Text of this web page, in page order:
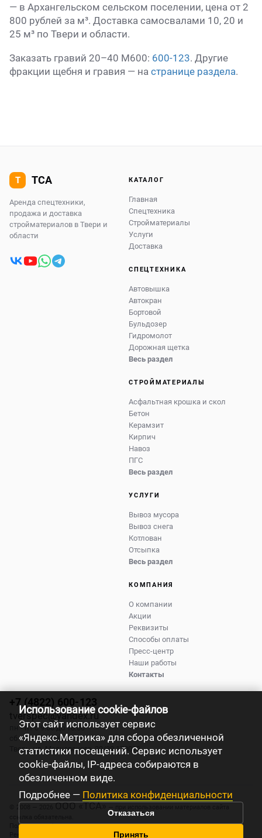
— в Архангельском сельском поселении, цена от 2
800 рублей за м³. Доставка самосвалами 10, 20 и
25 м³ по Твери и области.
Заказать гравий 20–40 М600: 600-123. Другие
фракции щебня и гравия — на странице раздела.
Аренда спецтехники,
продажа и доставка
стройматериалов в Твери и
области
КАТАЛОГ
Главная
Спецтехника
Стройматериалы
Услуги
Доставка
СПЕЦТЕХНИКА
Автовышка
Автокран
Бортовой
Бульдозер
Гидромолот
Дорожная щетка
Весь раздел
СТРОЙМАТЕРИАЛЫ
Асфальтная крошка и скол
Бетон
Керамзит
Кирпич
Навоз
ПГС
Весь раздел
УСЛУГИ
Вывоз мусора
Вывоз снега
Котлован
Отсыпка
Весь раздел
КОМПАНИЯ
О компании
Акции
Реквизиты
Способы оплаты
Пресс-центр
Наши работы
Контакты
+7 (4822) 600-123
tverspec@yandex.ru
пн - пт с 9:00 до 18:00
сб - вс с 9:00 до 17:00
Тверь,ул. Маяковского, 39/89 170019
ООО «ТСА»
Политика конфиденциальности
Использование cookie-файлов
Этот сайт использует сервис
«Яндекс.Метрика» для сбора обезличенной
статистики посещений. Сервис использует
cookie-файлы, IP-адреса собираются в
обезличенном виде.
Подробнее — Политика конфиденциальности
Отказаться
Принять